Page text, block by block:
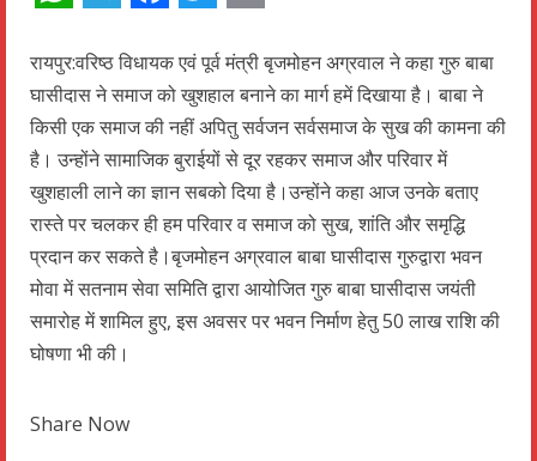
रायपुर:वरिष्ठ विधायक एवं पूर्व मंत्री बृजमोहन अग्रवाल ने कहा गुरु बाबा
घासीदास ने समाज को खुशहाल बनाने का मार्ग हमें दिखाया है। बाबा ने
किसी एक समाज की नहीं अपितु सर्वजन सर्वसमाज के सुख की कामना की
है। उन्होंने सामाजिक बुराईयों से दूर रहकर समाज और परिवार में
खुशहाली लाने का ज्ञान सबको दिया है।उन्होंने कहा आज उनके बताए
रास्ते पर चलकर ही हम परिवार व समाज को सुख, शांति और समृद्धि
प्रदान कर सकते है।बृजमोहन अग्रवाल बाबा घासीदास गुरुद्वारा भवन
मोवा में सतनाम सेवा समिति द्वारा आयोजित गुरु बाबा घासीदास जयंती
समारोह में शामिल हुए, इस अवसर पर भवन निर्माण हेतु 50 लाख राशि की
घोषणा भी की।
Share Now